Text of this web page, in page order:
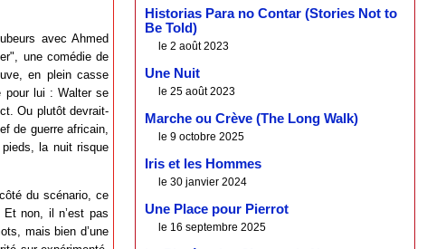
avec Ahmed
une comédie de
en plein casse
pour lui : Walter se
Ou plutôt devrait-
de guerre africain,
la nuit risque
du scénario, ce
Et non, il n’est pas
mais bien d’une
Historias Para no Contar (Stories Not to
Be Told)
le 2 août 2023
Une Nuit
le 25 août 2023
Marche ou Crève (The Long Walk)
le 9 octobre 2025
Iris et les Hommes
le 30 janvier 2024
Une Place pour Pierrot
le 16 septembre 2025